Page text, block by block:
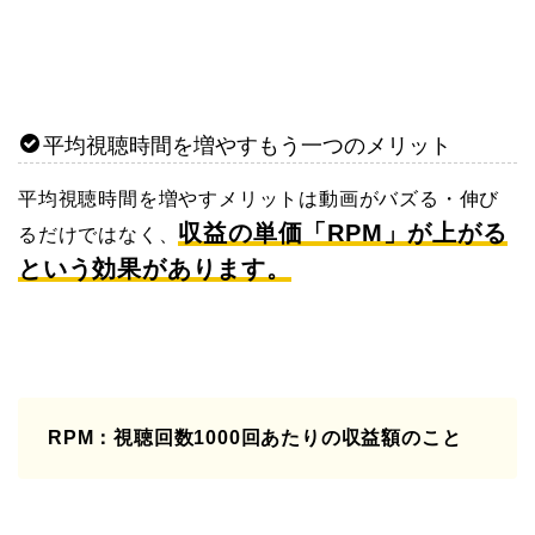
平均視聴時間を増やすもう一つのメリット
平均視聴時間を増やすメリットは動画がバズる・伸び
るだけではなく、 収益の単価「RPM」が上がる
という効果があります。
RPM：視聴回数1000回あたりの収益額のこと